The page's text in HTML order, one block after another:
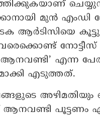
മുന്‍ എംഡി
ആര്‍ടിസിയെ
എന്ന
എടുത്തത്.
അഴിമതിയും
പൂട്ടണം